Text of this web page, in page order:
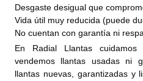
Desgaste desigual que
Vida útil muy reducida (puede
No cuentan con garantía ni
En Radial Llantas
vendemos llantas usadas ni
llantas nuevas, garantizadas y